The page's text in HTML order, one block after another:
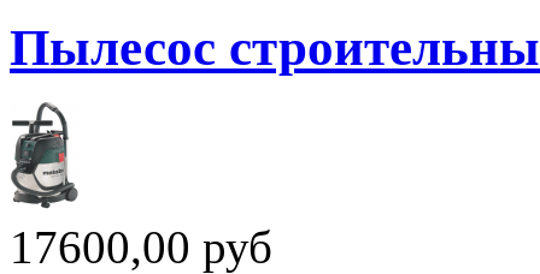
Пылесос
17600,00 руб